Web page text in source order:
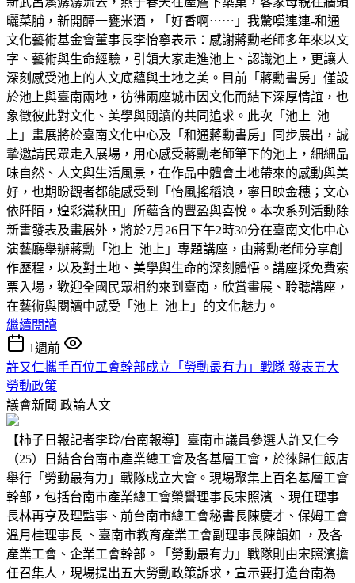
曬菜脯，新開醰一甕米酒，「好香啊⋯⋯」我驚嘆連連-和通
文化藝術基金會董事長李怡寧表示：感謝蔣勳老師多年來以文
字、藝術與生命經驗，引領大家走進池上、認識池上，更讓人
深刻感受池上的人文底蘊與土地之美。目前「蔣勳書房」僅設
於池上與臺南兩地，彷彿兩座城市因文化而結下深厚情誼，也
象徵彼此對文化、美學與閱讀的共同追求。此次「池上 池
上」畫展將於臺南文化中心及「和通蔣勳書房」同步展出，誠
摯邀請民眾走入展場，用心感受蔣勳老師筆下的池上，細細品
味自然、人文與生活風景，在作品中體會土地帶來的感動與美
好，也期盼觀者都能感受到「怡風搖稻浪，寧日映金穗；文心
依阡陌，煌彩滿秋田」所蘊含的豐盈與喜悅。本次系列活動除
新書發表及畫展外，將於7月26日下午2時30分在臺南文化中心
演藝廳舉辦蔣勳「池上 池上」專題講座，由蔣勳老師分享創
作歷程，以及對土地、美學與生命的深刻體悟。講座採免費索
票入場，歡迎全國民眾相約來到臺南，欣賞畫展、聆聽講座，
在藝術與閱讀中感受「池上 池上」的文化魅力。
繼續閱讀
1週前
許又仁攜手百位工會幹部成立「勞動最有力」戰隊 發表五大
勞動政策
議會新聞 政論人文
【柿子日報記者李玲/台南報導】臺南市議員參選人許又仁今
（25）日結合台南市產業總工會及各基層工會，於徠歸仁飯店
舉行「勞動最有力」戰隊成立大會。現場聚集上百名基層工會
幹部，包括台南市產業總工會榮譽理事長宋照濱 、現任理事
長林再亨及理監事、前台南市總工會秘書長陳慶才、保姆工會
溫月桂理事長 、臺南市教育產業工會副理事長陳韻如 ，及各
產業工會、企業工會幹部。「勞動最有力」戰隊則由宋照濱擔
任召集人，現場提出五大勞動政策訴求，宣示要打造台南為